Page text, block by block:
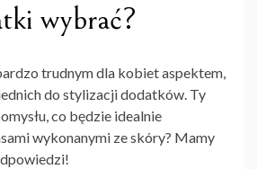
wybrać?
trudnym dla kobiet aspektem,
do stylizacji dodatków. Ty
co będzie idealnie
wykonanymi ze skóry? Mamy